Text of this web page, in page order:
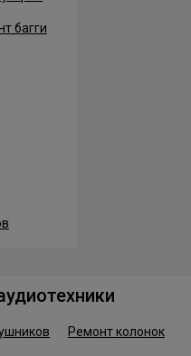
багги
Ремонт колонок